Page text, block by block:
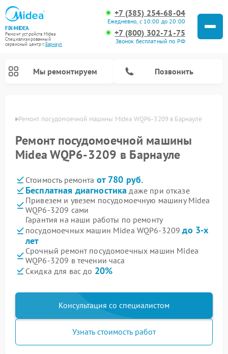
FIX-MIDEA
Ремонт устройств Midea
Специализированный
cервисный центр г.Барнаул
+7 (385) 254-68-04
Ежедневно, с 10:00 до 20:00
+7 (800) 302-71-75
Звонок бесплатный по РФ
Мы ремонтируем Позвонить
Ремонт посудомоечной машины Midea WQP6-3209 в Барнауле
Ремонт посудомоечной машины
Midea WQP6-3209 в Барнауле
Стоимость ремонта от 780 руб.
Бесплатная диагностика даже при отказе
Привезем и увезем посудомоечную машину Midea
WQP6-3209 сами
Гарантия на наши работы по ремонту
посудомоечных машин Midea WQP6-3209до 3-х
лет
Срочный ремонт посудомоечных машин Midea
WQP6-3209 в течении часа
Скидка для вас до 20%
Консультация со специалистом
Узнать стоимость работ